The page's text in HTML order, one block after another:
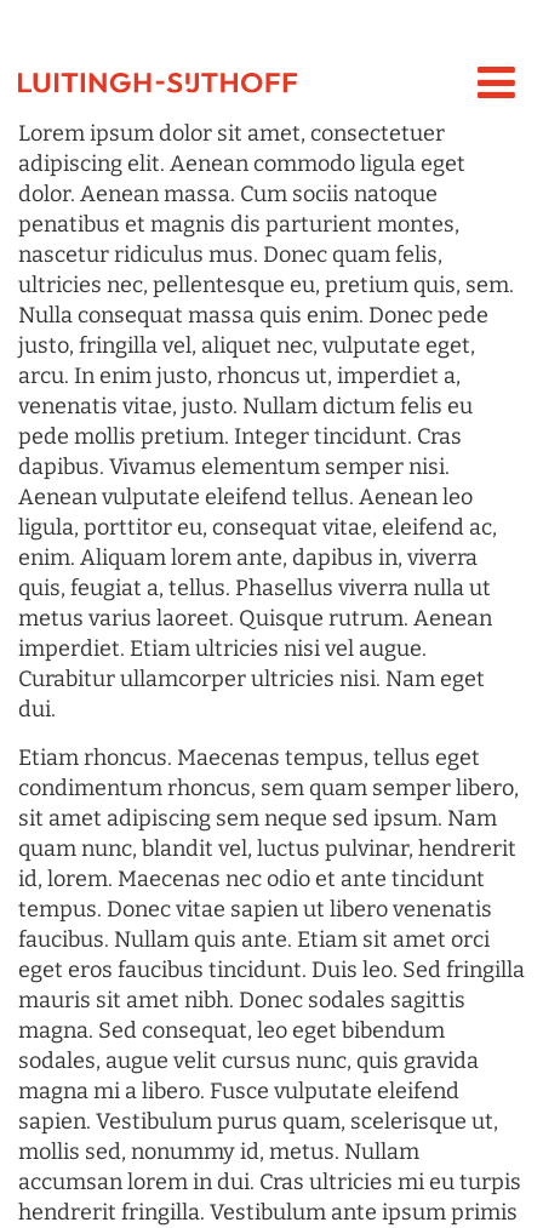
Lorem ipsum dolor sit amet, consectetuer
adipiscing elit. Aenean commodo ligula eget
dolor. Aenean massa. Cum sociis natoque
penatibus et magnis dis parturient montes,
nascetur ridiculus mus. Donec quam felis,
ultricies nec, pellentesque eu, pretium quis, sem.
Nulla consequat massa quis enim. Donec pede
justo, fringilla vel, aliquet nec, vulputate eget,
arcu. In enim justo, rhoncus ut, imperdiet a,
venenatis vitae, justo. Nullam dictum felis eu
pede mollis pretium. Integer tincidunt. Cras
dapibus. Vivamus elementum semper nisi.
Aenean vulputate eleifend tellus. Aenean leo
ligula, porttitor eu, consequat vitae, eleifend ac,
enim. Aliquam lorem ante, dapibus in, viverra
quis, feugiat a, tellus. Phasellus viverra nulla ut
metus varius laoreet. Quisque rutrum. Aenean
imperdiet. Etiam ultricies nisi vel augue.
Curabitur ullamcorper ultricies nisi. Nam eget
dui.
Etiam rhoncus. Maecenas tempus, tellus eget
condimentum rhoncus, sem quam semper libero,
sit amet adipiscing sem neque sed ipsum. Nam
quam nunc, blandit vel, luctus pulvinar, hendrerit
id, lorem. Maecenas nec odio et ante tincidunt
tempus. Donec vitae sapien ut libero venenatis
faucibus. Nullam quis ante. Etiam sit amet orci
eget eros faucibus tincidunt. Duis leo. Sed fringilla
mauris sit amet nibh. Donec sodales sagittis
magna. Sed consequat, leo eget bibendum
sodales, augue velit cursus nunc, quis gravida
magna mi a libero. Fusce vulputate eleifend
sapien. Vestibulum purus quam, scelerisque ut,
mollis sed, nonummy id, metus. Nullam
accumsan lorem in dui. Cras ultricies mi eu turpis
hendrerit fringilla. Vestibulum ante ipsum primis